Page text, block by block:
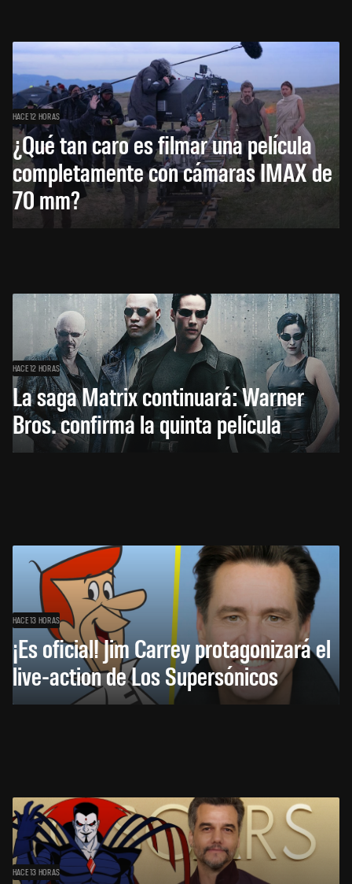
HACE 12 HORAS
¿Qué tan caro es filmar una película
completamente con cámaras IMAX de
70 mm?
HACE 12 HORAS
La saga Matrix continuará: Warner
Bros. confirma la quinta película
HACE 13 HORAS
¡Es oficial! Jim Carrey protagonizará el
live-action de Los Supersónicos
HACE 13 HORAS